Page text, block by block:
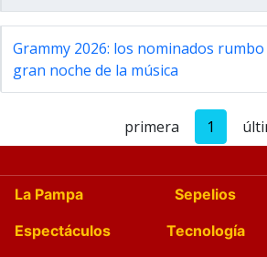
Grammy 2026: los nominados rumbo
gran noche de la música
primera 1
La Pampa Sepelios
Espectáculos
Tecnología